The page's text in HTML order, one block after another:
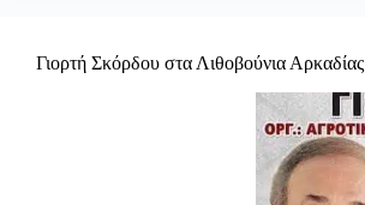
Γιορτή Σκόρδου στα Λιθοβούνια Αρκαδίας